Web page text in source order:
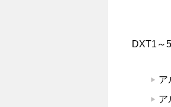
DXT1～
ア
ア